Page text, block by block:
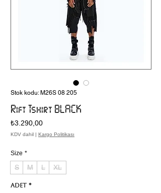
Stok kodu: M26S 08 205
Rift Tshirt BLACK
₺3.290,00Fiyat
KDV dahil | Kargo Politikası
Size *
S M L XL
Adet *